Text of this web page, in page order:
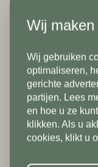
Oriënt Dark
Land*
Land*
Postcode*
tot en
10/8
ons
Wij
Wij gebruiken
optimaliseren,
gerichte
partijen. Lees
en hoe u ze
klikken. Als u
cookies, klikt u